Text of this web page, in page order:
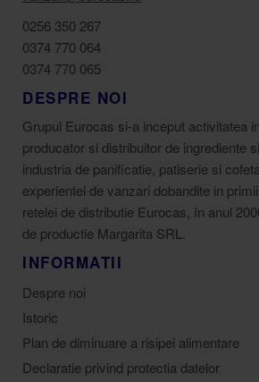
0256 350 267
0374 770 064
0374 770 065
DESPRE NOI
Grupul Eurocas si-a inceput activitatea
producator si distribuitor de ingrediente
industria de panificatie, patiserie si
experientei de vanzari dobandite in
retelei de distributie Eurocas, în anul
de productie Margarita SRL.
INFORMATII
Despre noi
Istoric
Plan de diminuare a risipei alimentare
Declaratie privind protectia datelor